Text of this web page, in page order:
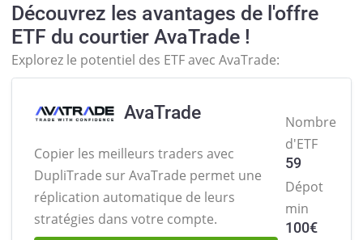
Découvrez les avantages de l'offre
ETF du courtier AvaTrade !
Explorez le potentiel des ETF avec AvaTrade:
AvaTrade
Copier les meilleurs traders avec
DupliTrade sur AvaTrade permet une
réplication automatique de leurs
stratégies dans votre compte.
Nombre
d'ETF
59
Dépot
min
100€